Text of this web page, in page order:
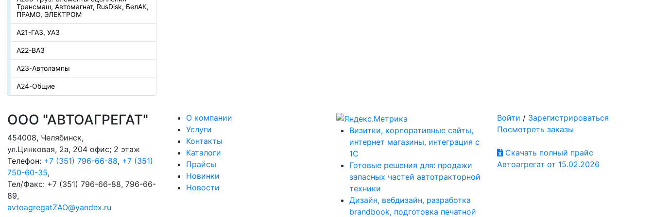
Трансмаш, Автомагнат, RusDisk, БелАК,
ПРАМО, ЭЛЕКТРОМ
А21-ГАЗ, УАЗ
А22-ВАЗ
А23-Автолампы
А24-Общие
ООО "АВТОАГРЕГАТ"
454008, Челябинск,
ул.Цинковая, 2а, 204 офис; 2 этаж
Телефон: +7 (351) 796-66-88, +7 (351)
750-60-35,
Тел/Факс: +7 (351) 796-66-88, 796-66-
89,
avtoagregatZAO@yandex.ru
О компании
Услуги
Контакты
Каталоги
Прайсы
Новинки
Новости
Визитки, корпоративные сайты,
интернет магазины, интеграция с
1С
Готовые решения для: продажи
запасных частей автотракторной
техники
Дизайн, вебдизайн, разработка
brandbook, подготовка печатной
Войти / Зарегистрироваться
Посмотреть заказы
Скачать полный прайс
Автоагрегат от 15.02.2026